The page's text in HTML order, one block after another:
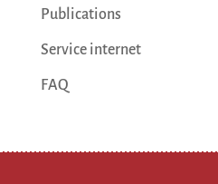
Publications
Service internet
FAQ